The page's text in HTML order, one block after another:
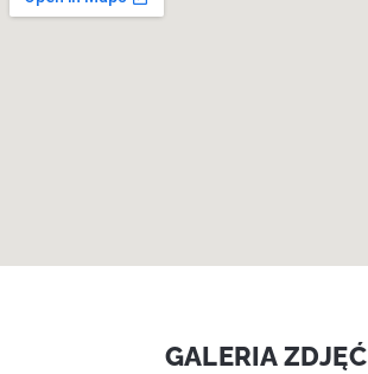
GALERIA ZDJĘĆ